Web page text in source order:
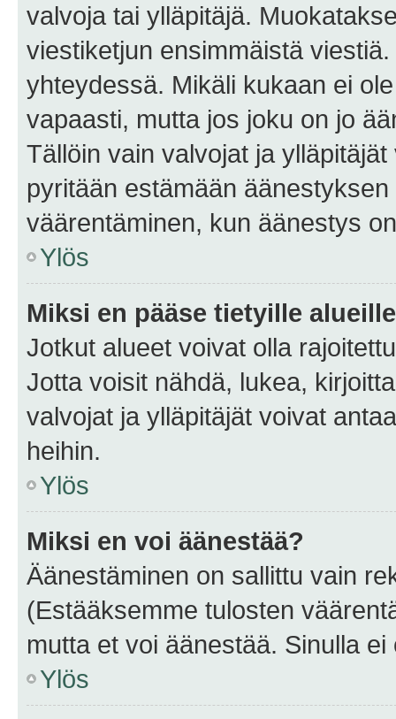
valvoja tai ylläpitäjä.
viestiketjun ensimmäistä
yhteydessä. Mikäli kukaan ei
vapaasti, mutta jos joku on jo
Tällöin vain valvojat ja
pyritään estämään
väärentäminen, kun äänestys
Ylös
Miksi en pääse tietyille
Jotkut alueet voivat olla
Jotta voisit nähdä, lukea,
valvojat ja ylläpitäjät voivat
heihin.
Ylös
Miksi en voi äänestää?
Äänestäminen on sallittu vain
(Estääksemme tulosten
mutta et voi äänestää. Sinulla
Ylös